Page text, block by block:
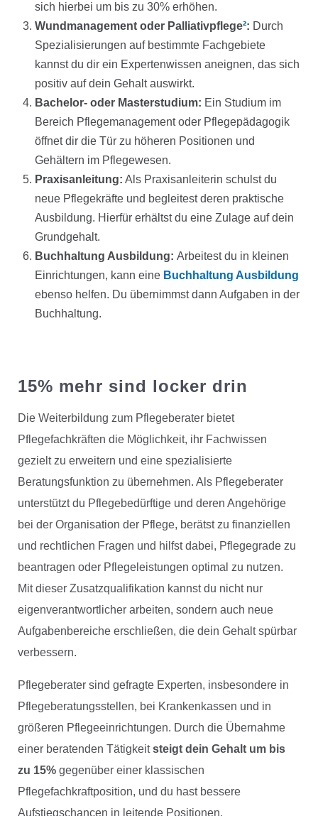
sich hierbei um bis zu 30% erhöhen.
Wundmanagement oder Palliativpflege²: Durch
Spezialisierungen auf bestimmte Fachgebiete
kannst du dir ein Expertenwissen aneignen, das sich
positiv auf dein Gehalt auswirkt.
Bachelor- oder Masterstudium: Ein Studium im
Bereich Pflegemanagement oder Pflegepädagogik
öffnet dir die Tür zu höheren Positionen und
Gehältern im Pflegewesen.
Praxisanleitung: Als Praxisanleiterin schulst du
neue Pflegekräfte und begleitest deren praktische
Ausbildung. Hierfür erhältst du eine Zulage auf dein
Grundgehalt.
Buchhaltung Ausbildung: Arbeitest du in kleinen
Einrichtungen, kann eine Buchhaltung Ausbildung
ebenso helfen. Du übernimmst dann Aufgaben in der
Buchhaltung.
15% mehr sind locker drin
Die Weiterbildung zum Pflegeberater bietet
Pflegefachkräften die Möglichkeit, ihr Fachwissen
gezielt zu erweitern und eine spezialisierte
Beratungsfunktion zu übernehmen. Als Pflegeberater
unterstützt du Pflegebedürftige und deren Angehörige
bei der Organisation der Pflege, berätst zu finanziellen
und rechtlichen Fragen und hilfst dabei, Pflegegrade zu
beantragen oder Pflegeleistungen optimal zu nutzen.
Mit dieser Zusatzqualifikation kannst du nicht nur
eigenverantwortlicher arbeiten, sondern auch neue
Aufgabenbereiche erschließen, die dein Gehalt spürbar
verbessern.
Pflegeberater sind gefragte Experten, insbesondere in
Pflegeberatungsstellen, bei Krankenkassen und in
größeren Pflegeeinrichtungen. Durch die Übernahme
einer beratenden Tätigkeitsteigt dein Gehalt um bis
zu 15%gegenüber einer klassischen
Pflegefachkraftposition, und du hast bessere
Aufstiegschancen in leitende Positionen.